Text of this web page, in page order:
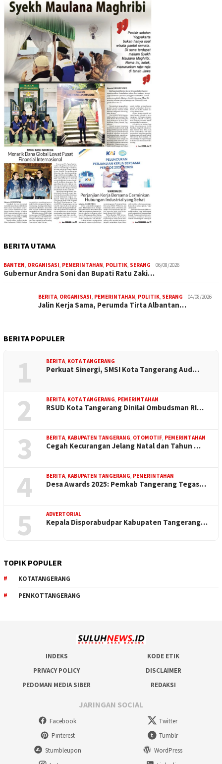
BERITA UTAMA
BANTEN ORGANISASI PEMERINTAHAN POLITIK SERANG 06/08/2026
Gubernur Andra Soni dan Bupati Ratu Zaki…
BERITA ORGANISASI PEMERINTAHAN POLITIK SERANG 04/08/2026
Jalin Kerja Sama, Perumda Tirta Albantan…
BERITA POPULER
1 BERITA KOTA TANGERANG
Perkuat Sinergi, SMSI Kota Tangerang Aud…
2 BERITA KOTA TANGERANG PEMERINTAHAN
RSUD Kota Tangerang Dinilai Ombudsman RI…
3 BERITA KABUPATEN TANGERANG OTOMOTIF PEMERINTAHAN
Cegah Kecurangan Jelang Natal dan Tahun …
4 BERITA KABUPATEN TANGERANG PEMERINTAHAN
Desa Awards 2025: Pemkab Tangerang Tegas…
5 ADVERTORIAL
Kepala Disporabudpar Kabupaten Tangerang…
TOPIK POPULER
KOTATANGERANG
PEMKOTTANGERANG
INDEKS
KODE ETIK
PRIVACY POLICY
DISCLAIMER
PEDOMAN MEDIA SIBER
REDAKSI
JARINGAN SOCIAL
Facebook
Twitter
Pinterest
Tumblr
Stumbleupon
WordPress